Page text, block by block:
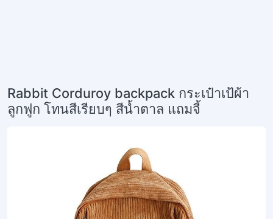
Rabbit Corduroy backpack กระเป๋าเป้ผ้า
ลูกฟูก โทนสีเรียบๆ สีน้ำตาล แถมจี้